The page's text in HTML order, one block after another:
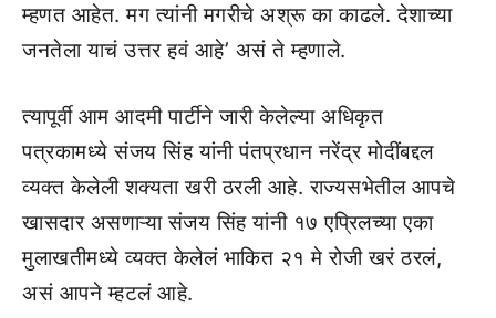
म्हणत आहेत. मग त्यांनी मगरीचे अश्रू का काढले. देशाच्या
जनतेला याचं उत्तर हवं आहे’ असं ते म्हणाले.
त्यापूर्वी आम आदमी पार्टीने जारी केलेल्या अधिकृत
पत्रकामध्ये संजय सिंह यांनी पंतप्रधान नरेंद्र मोदींबद्दल
व्यक्त केलेली शक्यता खरी ठरली आहे. राज्यसभेतील आपचे
खासदार असणाऱ्या संजय सिंह यांनी १७ एप्रिलच्या एका
मुलाखतीमध्ये व्यक्त केलेलं भाकित २१ मे रोजी खरं ठरलं,
असं आपने म्हटलं आहे.